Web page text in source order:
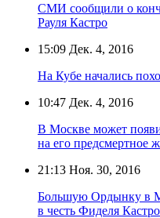
СМИ сообщили о
Рауля Кастро
15:09 Дек. 4, 2016
На Кубе начались
10:47 Дек. 4, 2016
В Москве может
на его предсмертное
21:13 Ноя. 30, 2016
Большую Ордынку в
в честь Фиделя Кастро